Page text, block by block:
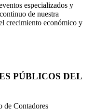
especializados y
de nuestra
crecimiento económico y
PÚBLICOS DEL